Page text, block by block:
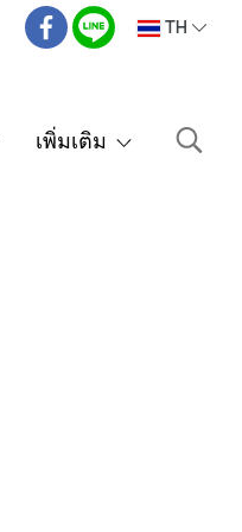
TH
เพิ่มเติม